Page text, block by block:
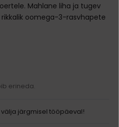
Mahlane liha ja tugev
oomega-3-rasvhapete
erineda.
järgmisel tööpäeval!